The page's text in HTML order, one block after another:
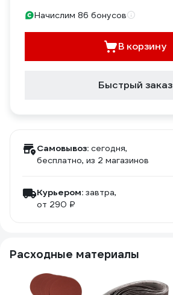
Начислим 86 бонусов
В корзину
Быстрый заказ
Самовывоз: сегодня,
бесплатно, из 2 магазинов
Курьером: завтра,
от 290 ₽
Расходные материалы